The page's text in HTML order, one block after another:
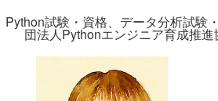
Python試験・資格、データ分析試験
団法人Pythonエンジニア育成推